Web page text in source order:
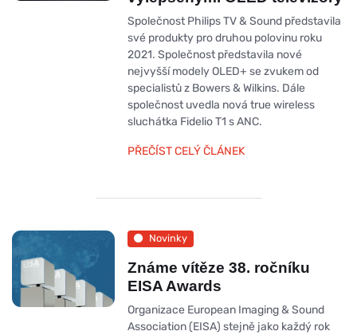
Společnost Philips TV & Sound představila
své produkty pro druhou polovinu roku
2021. Společnost představila nové
nejvyšší modely OLED+ se zvukem od
specialistů z Bowers & Wilkins. Dále
společnost uvedla nová true wireless
sluchátka Fidelio T1 s ANC.
PŘEČÍST CELÝ ČLÁNEK
Novinky
Známe vítěze 38. ročníku
EISA Awards
Organizace European Imaging & Sound
Association (EISA) stejně jako každý rok